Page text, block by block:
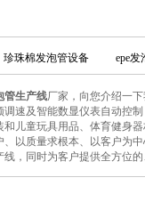
珍珠棉发泡管设备 epe
管生产线厂家，向您介绍一
及智能数显仪表自动控制
儿童玩具用品、体育健身器
质量求根本、以客户为中
，同时为客户提供全方位